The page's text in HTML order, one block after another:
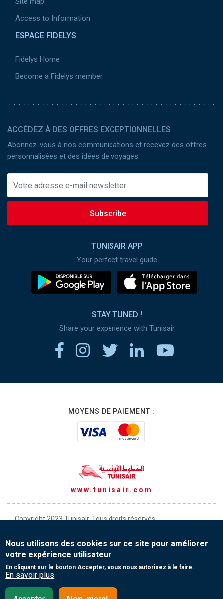
Access to Information
ESPACE FIDELYS
Fidelys Home
Become a Fidelys member
ACCÉDEZ À DES OFFRES EXCEPTIONNELLES
Abonnez-vous à nos communications et recevez des offres
personnalisées et des idées de voyages.
Subscribe
TUNISAIR APP
Your perfect travel guide
STAY TUNED !
Share your experience with Tunisair
MOYENS DE PAIEMENT :
www.tunisair.com
Copyright 2023 Tunisair. Tous droits réservés
Conditions générales de Vente
Protection de vos données personnelles
Nous utilisons des cookies sur ce site pour améliorer
votre expérience utilisateur
En cliquant sur le bouton Accepter, vous nous autorisez à le faire.
En savoir plus